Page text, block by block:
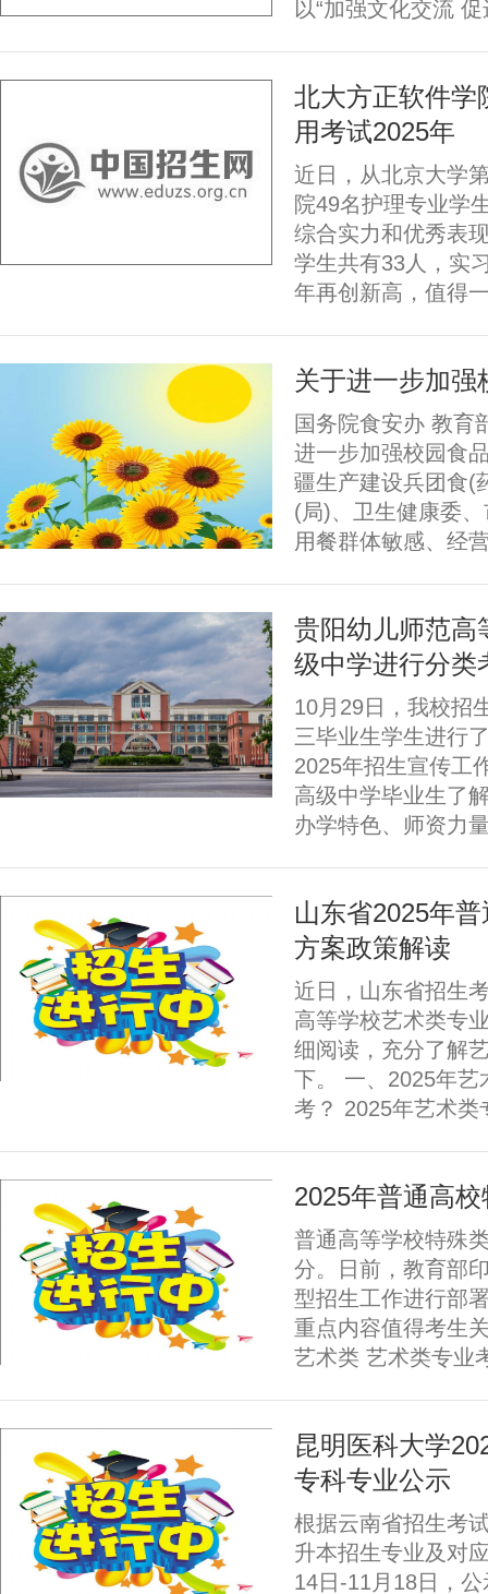
以“加强文化交流
北大方正软件学
用考试2025年
近日，从北京大学
院49名护理专业学
综合实力和优秀表
学生共有33人，实
年再创新高，值得
关于进一步加强
国务院食安办 教育
进一步加强校园食
疆生产建设兵团食(
(局)、卫生健康委
用餐群体敏感、经
贵阳幼儿师范高
级中学进行分类
10月29日，我校招
三毕业生学生进行
2025年招生宣传工
高级中学毕业生了
办学特色、师资力
山东省2025年
方案政策解读
近日，山东省招生
高等学校艺术类专
细阅读，充分了解
下。 一、2025年艺
考？ 2025年艺术
2025年普通高
普通高等学校特殊
分。日前，教育部
型招生工作进行部
重点内容值得考生
艺术类 艺术类专业
昆明医科大学
专科专业公示
根据云南省招生考
升本招生专业及对
14日-11月18日，